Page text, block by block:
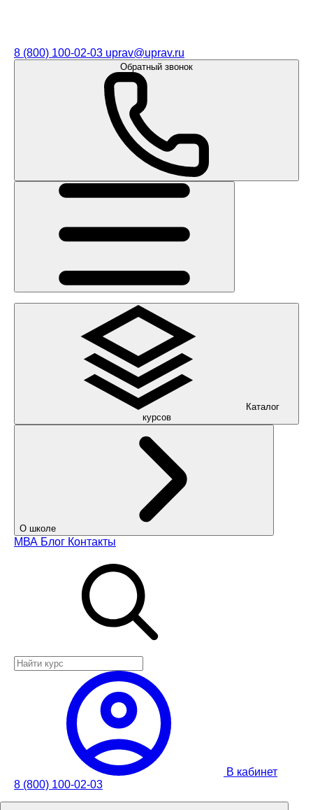
8 (800) 100-02-03 uprav@uprav.ru
Обратный звонок
Каталог
курсов
О школе
МВА Блог Контакты
В кабинет
8 (800) 100-02-03